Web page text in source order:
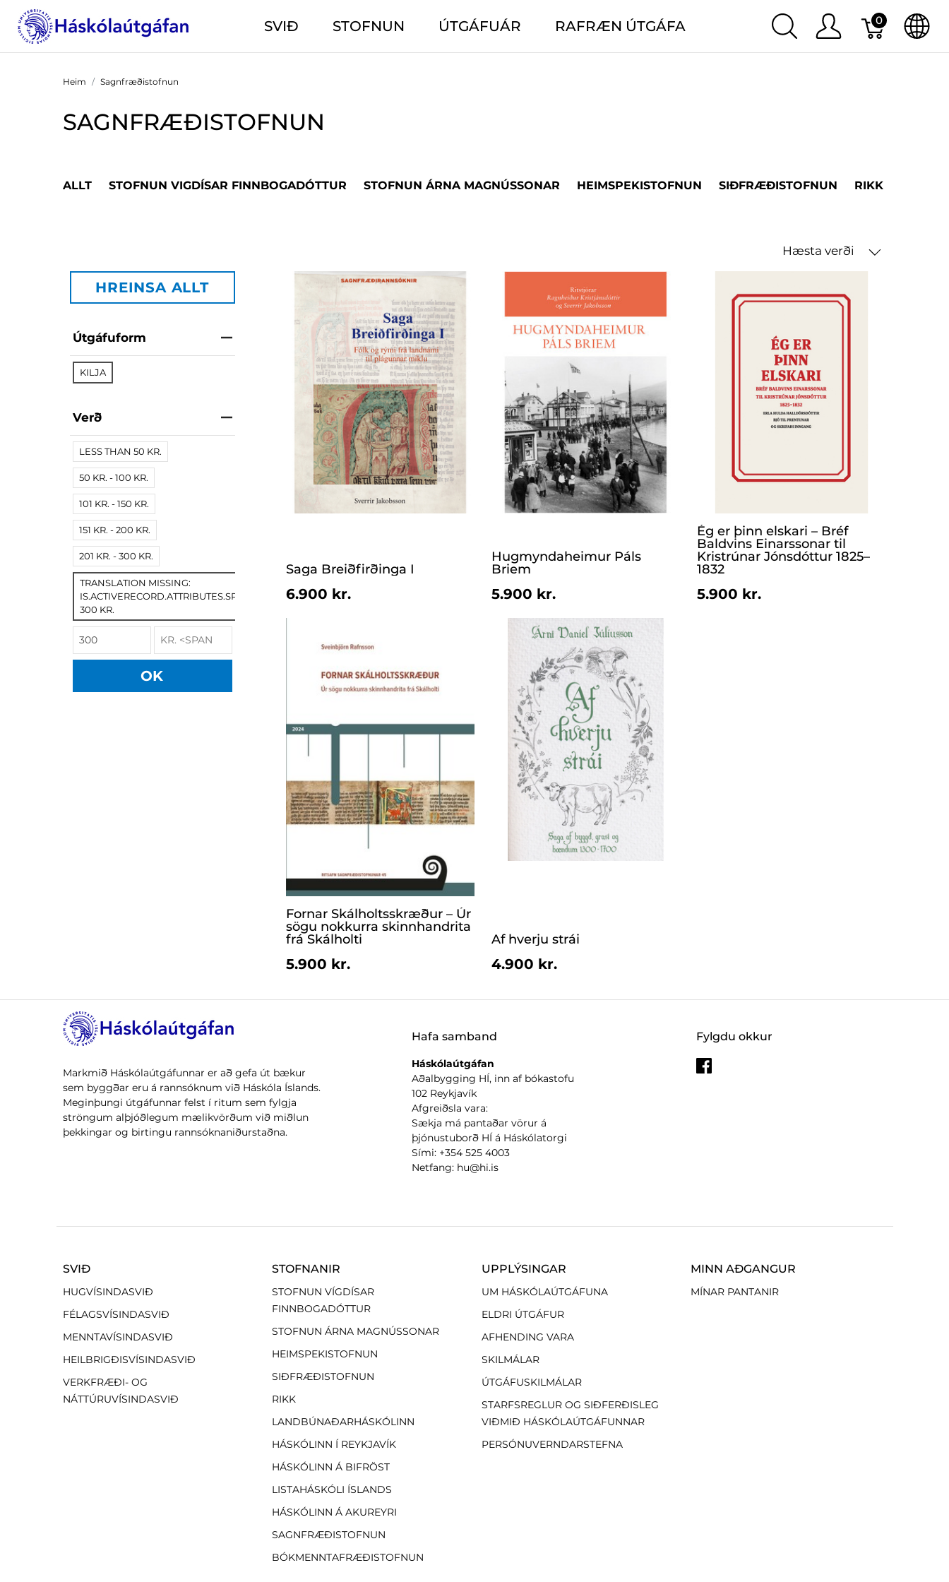
SVIÐ STOFNUN ÚTGÁFUÁR RAFRÆN ÚTGÁFA 0
Heim Sagnfræðistofnun
SAGNFRÆÐISTOFNUN
ALLT STOFNUN VIGDÍSAR FINNBOGADÓTTUR STOFNUN ÁRNA MAGNÚSSONAR HEIMSPEKISTOFNUN SIÐFRÆÐISTOFNUN RIKK
Hæsta verði
HREINSA ALLT
Útgáfuform
KILJA
Verð
LESS THAN 50 KR.
50 KR. - 100 KR.
101 KR. - 150 KR.
151 KR. - 200 KR.
201 KR. - 300 KR.
TRANSLATION MISSING:
IS.ACTIVERECORD.ATTRIBUTES.SPREE/PRODUCT.MORE_THAN
300 KR.
OK
Saga Breiðfirðinga I
6.900 kr.
Hugmyndaheimur Páls
Briem
5.900 kr.
Ég er þinn elskari – Bréf
Baldvins Einarssonar til
Kristrúnar Jónsdóttur 1825–
1832
5.900 kr.
Fornar Skálholtsskræður – Úr
sögu nokkurra skinnhandrita
frá Skálholti
5.900 kr.
Af hverju strái
4.900 kr.
Markmið Háskólaútgáfunnar er að gefa út bækur
sem byggðar eru á rannsóknum við Háskóla Íslands.
Meginþungi útgáfunnar felst í ritum sem fylgja
ströngum alþjóðlegum mælikvörðum við miðlun
þekkingar og birtingu rannsóknaniðurstaðna.
Fylgdu okkur
Hafa samband
Háskólaútgáfan
Aðalbygging HÍ, inn af bókastofu
102 Reykjavík
Afgreiðsla vara:
Sækja má pantaðar vörur á
þjónustuborð HÍ á Háskólatorgi
Sími: +354 525 4003
Netfang: hu@hi.is
SVIÐ
HUGVÍSINDASVIÐ
FÉLAGSVÍSINDASVIÐ
MENNTAVÍSINDASVIÐ
HEILBRIGÐISVÍSINDASVIÐ
VERKFRÆÐI- OG
NÁTTÚRUVÍSINDASVIÐ
STOFNANIR
STOFNUN VÍGDÍSAR
FINNBOGADÓTTUR
STOFNUN ÁRNA MAGNÚSSONAR
HEIMSPEKISTOFNUN
SIÐFRÆÐISTOFNUN
RIKK
LANDBÚNAÐARHÁSKÓLINN
HÁSKÓLINN Í REYKJAVÍK
HÁSKÓLINN Á BIFRÖST
LISTAHÁSKÓLI ÍSLANDS
HÁSKÓLINN Á AKUREYRI
SAGNFRÆÐISTOFNUN
BÓKMENNTAFRÆÐISTOFNUN
UPPLÝSINGAR
UM HÁSKÓLAÚTGÁFUNA
ELDRI ÚTGÁFUR
AFHENDING VARA
SKILMÁLAR
ÚTGÁFUSKILMÁLAR
STARFSREGLUR OG SIÐFERÐISLEG
VIÐMIÐ HÁSKÓLAÚTGÁFUNNAR
PERSÓNUVERNDARSTEFNA
MINN AÐGANGUR
MÍNAR PANTANIR